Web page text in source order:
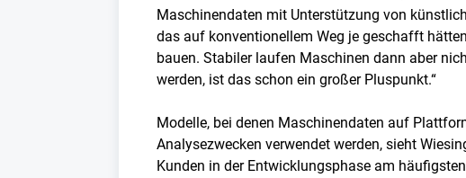
Maschinendaten mit Unterstützung von
das auf konventionellem Weg je geschafft
bauen. Stabiler laufen Maschinen dann aber
werden, ist das schon ein großer Pluspunkt.“
Modelle, bei denen Maschinendaten auf
Analysezwecken verwendet werden, sieht
Kunden in der Entwicklungsphase am